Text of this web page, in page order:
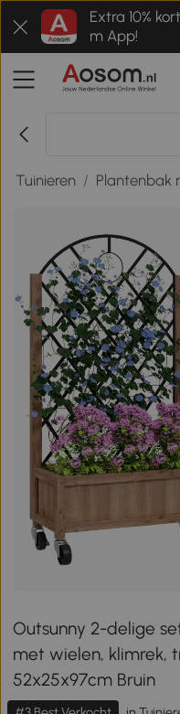
Extra 10%
m App!
Tuinieren / Plantenbak
Outsunny 2-delige
met wielen, klimrek,
52x25x97cm Bruin